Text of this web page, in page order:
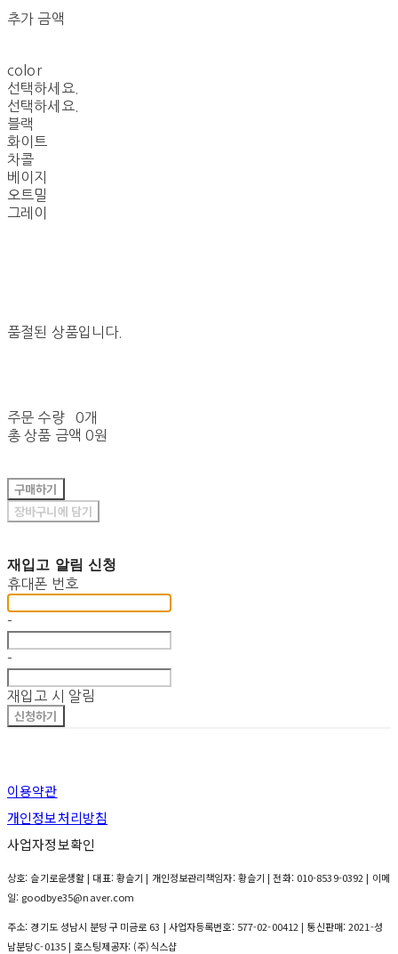
추가 금액
color
선택하세요.
선택하세요.
블랙
화이트
차콜
베이지
오트밀
그레이
품절된 상품입니다.
주문 수량
0개
총 상품 금액 0원
구매하기
장바구니에 담기
재입고 알림 신청
휴대폰 번호
-
-
재입고 시 알림
신청하기
이용약관
개인정보처리방침
사업자정보확인
상호: 슬기로운생활 | 대표: 황슬기 | 개인정보관리책임자: 황슬기 | 전화: 010-8539-0392 | 이메
일: goodbye35@naver.com
주소: 경기도 성남시 분당구 미금로 63 | 사업자등록번호: 577-02-00412 | 통신판매:2021-성
남분당C-0135 | 호스팅제공자: (주)식스샵